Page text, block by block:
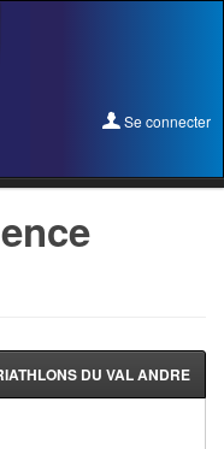
Se connecter
DU VAL ANDRE